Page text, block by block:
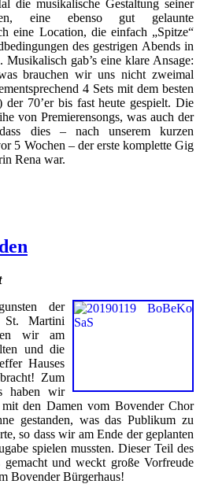
die musikalische Gestaltung seiner
eine ebenso gut gelaunte
eine Location, die einfach „Spitze“
des gestrigen Abends in
Musikalisch gab’s eine klare Ansage:
brauchen wir uns nicht zweimal
4 Sets mit dem besten
70’er bis fast heute gespielt. Die
von Premierensongs, was auch der
dies – nach unserem kurzen
5 Wochen – der erste komplette Gig
Rena war.
der
St. Martini
wir am
und die
Hauses
Zum
haben wir
mit den Damen vom Bovender Chor
gestanden, was das Publikum zu
so dass wir am Ende der geplanten
spielen mussten. Dieser Teil des
und weckt große Vorfreude
Bovender Bürgerhaus!